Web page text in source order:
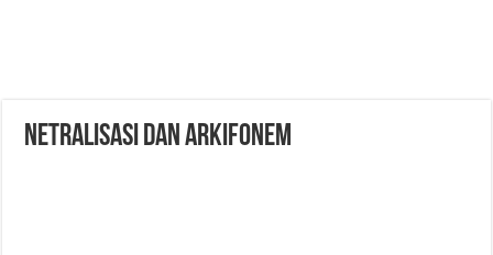
Netralisasi dan Arkifonem